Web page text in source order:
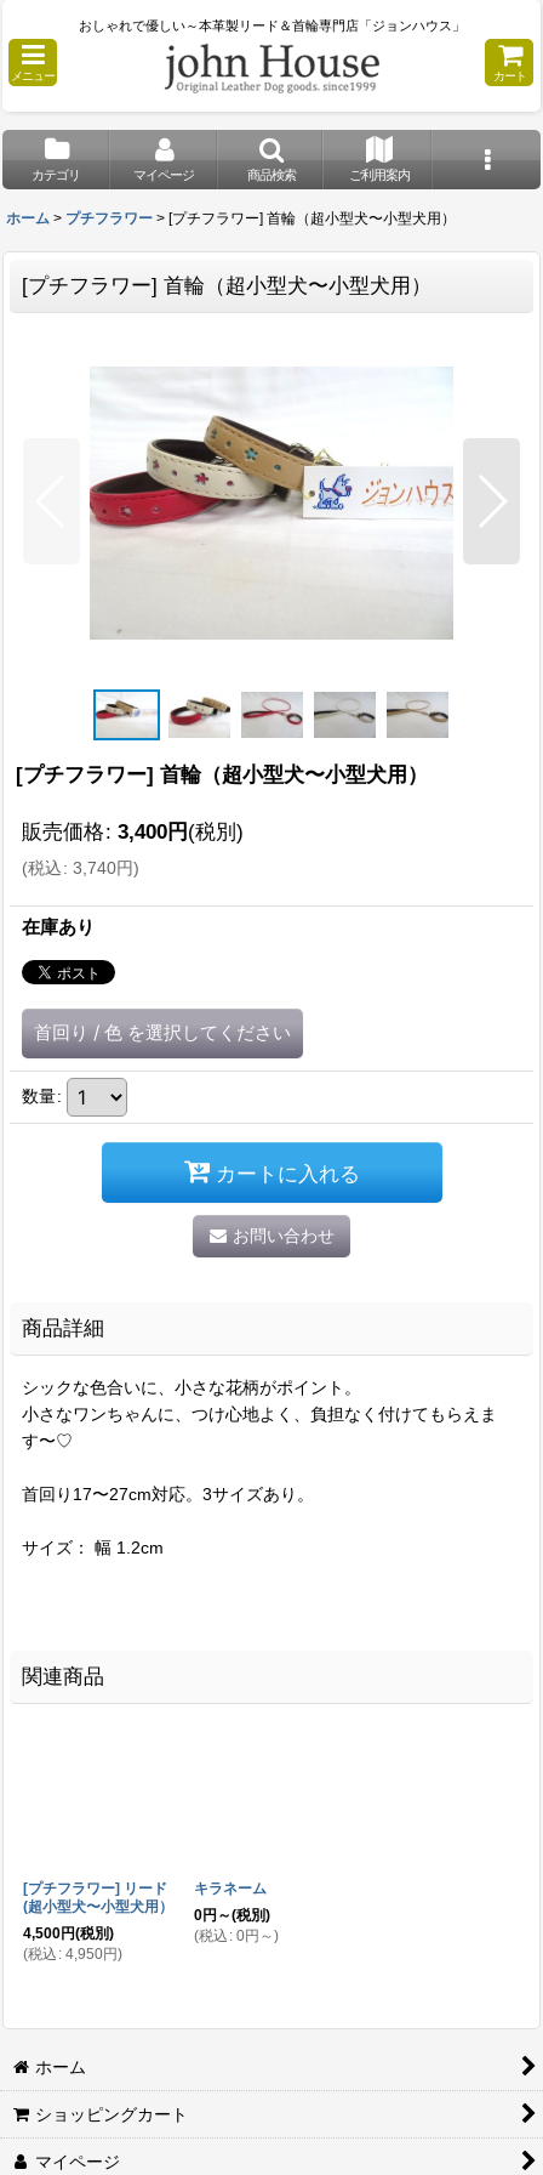
おしゃれで優しい～本革製リード＆首輪専門店「ジョンハウス」
メニュー カート
カテゴリ マイページ 商品検索 ご利用案内
ホーム > プチフラワー > [プチフラワー] 首輪（超小型犬〜小型犬用）
[プチフラワー] 首輪（超小型犬〜小型犬用）
[プチフラワー] 首輪（超小型犬〜小型犬用）
販売価格: 3,400円 (税別)
(税込: 3,740円)
在庫あり
首回り / 色 を選択してください
数量:
カートに入れる
お問い合わせ
商品詳細
シックな色合いに、小さな花柄がポイント。
小さなワンちゃんに、つけ心地よく、負担なく付けてもらえま
す〜♡
首回り17〜27cm対応。3サイズあり。
サイズ： 幅 1.2cm
関連商品
[プチフラワー] リード
(超小型犬〜小型犬用）
4,500円(税別)
(税込 : 4,950円)
キラネーム
0円 ～(税別)
(税込 : 0円 ～)
ホーム
ショッピングカート
マイページ